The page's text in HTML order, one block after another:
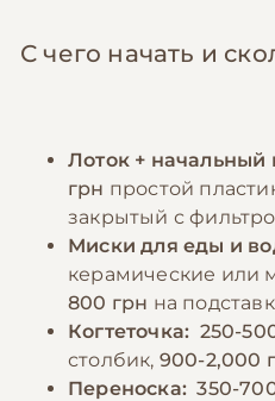
игрушек и когтеточек,
Бурманские кошки
одиночество, поэтому
им достаточно
общения.
🎁 −10% на
По промокоду E-PET
кролик), субпродукты,
на 3-4 небольших
кошки склонны к
необходимо
порций во
вода должна быть
предпочтительно в
квартиры. Важно
рациона и исключить
С чего начать и
Лоток + начальный
грн простой
закрытый с
Миски для еды и
керамические или
800 грн на
Когтеточка: 250-
столбик, 900-2,000
Переноска: 350-